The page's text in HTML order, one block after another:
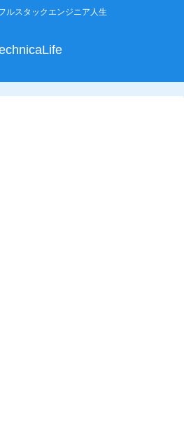
ルスタックエンジニア人生